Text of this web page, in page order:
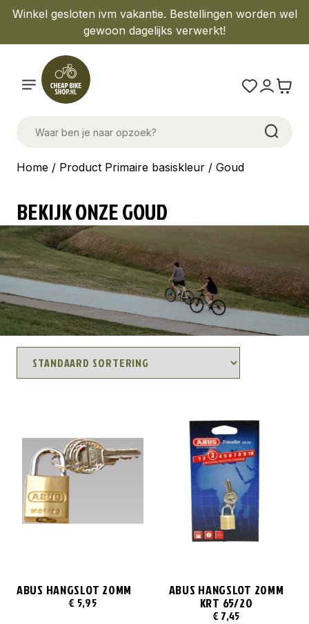
Winkel gesloten ivm vakantie. Bestellingen worden wel
gewoon dagelijks verwerkt!
Home / Product Primaire basiskleur / Goud
BEKIJK ONZE GOUD
ABUS HANGSLOT 20MM
€ 5,95
ABUS HANGSLOT 20MM
KRT 65/20
€ 7,45